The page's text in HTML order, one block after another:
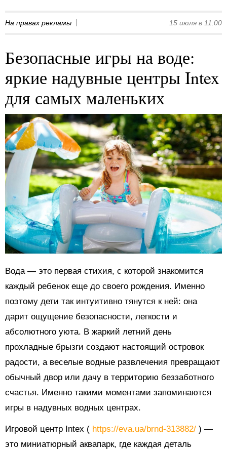
На правах рекламы 15 июля в 11:00
Безопасные игры на воде:
яркие надувные центры Intex
для самых маленьких
Вода — это первая стихия, с которой знакомится
каждый ребенок еще до своего рождения. Именно
поэтому дети так интуитивно тянутся к ней: она
дарит ощущение безопасности, легкости и
абсолютного уюта. В жаркий летний день
прохладные брызги создают настоящий островок
радости, а веселые водные развлечения превращают
обычный двор или дачу в территорию беззаботного
счастья. Именно такими моментами запоминаются
игры в надувных водных центрах.
Игровой центр Intex ( https://eva.ua/brnd-313882/ ) —
это миниатюрный аквапарк, где каждая деталь